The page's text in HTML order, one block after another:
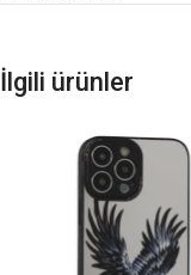
İlgili ürünler